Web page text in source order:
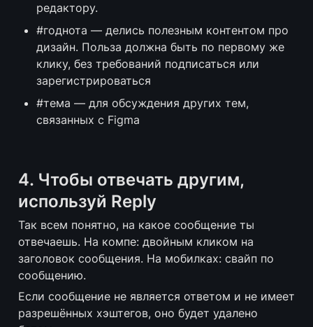
редактору.
#годнота — делись полезным контентом про
дизайн. Польза должна быть по первому же
клику, без требований подписаться или
зарегистрироваться
#тема — для обсуждения других тем,
связанных с Figma
4. Чтобы отвечать другим,
используй Reply
Так всем понятно, на какое сообщение ты
отвечаешь. На компе: двойным кликом на
заголовок сообщения. На мобилках: свайп по
сообщению.
Если сообщение не является ответом и не имеет
разрешённых хэштегов, оно будет удалено